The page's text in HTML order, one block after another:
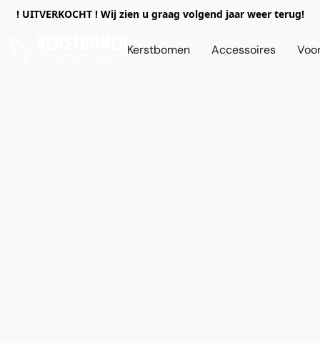
! UITVERKOCHT ! Wij zien u graag volgend jaar weer terug!
Kerstbomen Accessoires